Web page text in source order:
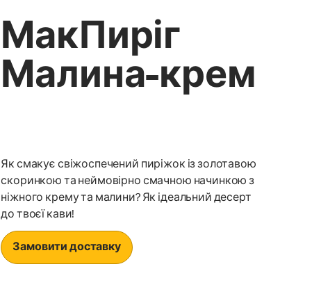
МакПиріг
Малина-крем
Як смакує свіжоспечений пиріжок із золотавою
скоринкою та неймовірно смачною начинкою з
ніжного крему та малини? Як ідеальний десерт
до твоєї кави!
Замовити доставку